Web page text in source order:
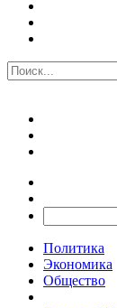
Политика
Экономика
Общество